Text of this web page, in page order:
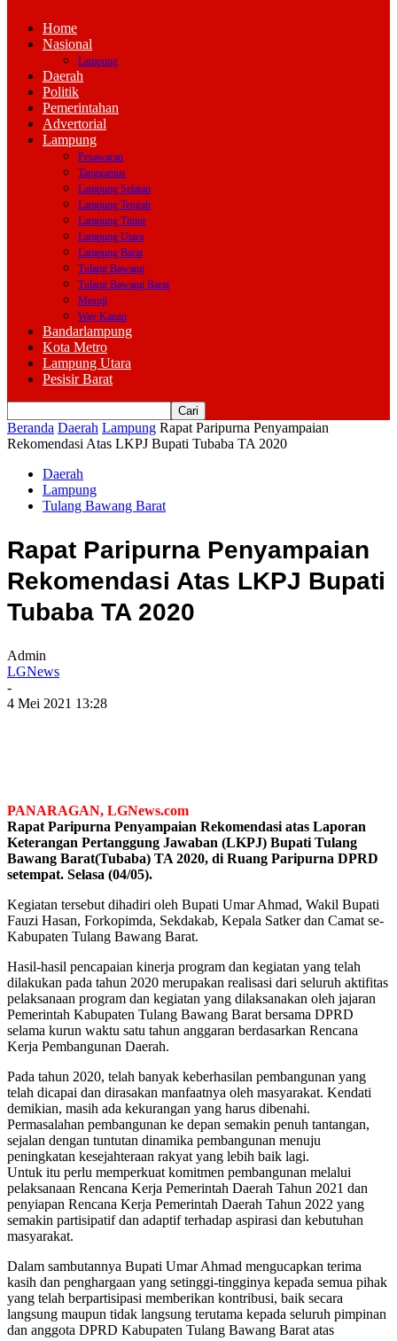
Home
Nasional
Lampung
Daerah
Politik
Pemerintahan
Advertorial
Lampung
Pesawaran
Tanggamus
Lampung Selatan
Lampung Tengah
Lampung Timur
Lampung Utara
Lampung Barat
Tulang Bawang
Tulang Bawang Barat
Mesuji
Way Kanan
Bandarlampung
Kota Metro
Lampung Utara
Pesisir Barat
Beranda Daerah Lampung Rapat Paripurna Penyampaian
Rekomendasi Atas LKPJ Bupati Tubaba TA 2020
Daerah
Lampung
Tulang Bawang Barat
Rapat Paripurna Penyampaian
Rekomendasi Atas LKPJ Bupati
Tubaba TA 2020
Admin
LGNews
-
4 Mei 2021 13:28
PANARAGAN, LGNews.com
Rapat Paripurna Penyampaian Rekomendasi atas Laporan
Keterangan Pertanggung Jawaban (LKPJ) Bupati Tulang
Bawang Barat(Tubaba) TA 2020, di Ruang Paripurna DPRD
setempat. Selasa (04/05).
Kegiatan tersebut dihadiri oleh Bupati Umar Ahmad, Wakil Bupati
Fauzi Hasan, Forkopimda, Sekdakab, Kepala Satker dan Camat se-
Kabupaten Tulang Bawang Barat.
Hasil-hasil pencapaian kinerja program dan kegiatan yang telah
dilakukan pada tahun 2020 merupakan realisasi dari seluruh aktifitas
pelaksanaan program dan kegiatan yang dilaksanakan oleh jajaran
Pemerintah Kabupaten Tulang Bawang Barat bersama DPRD
selama kurun waktu satu tahun anggaran berdasarkan Rencana
Kerja Pembangunan Daerah.
Pada tahun 2020, telah banyak keberhasilan pembangunan yang
telah dicapai dan dirasakan manfaatnya oleh masyarakat. Kendati
demikian, masih ada kekurangan yang harus dibenahi.
Permasalahan pembangunan ke depan semakin penuh tantangan,
sejalan dengan tuntutan dinamika pembangunan menuju
peningkatan kesejahteraan rakyat yang lebih baik lagi.
Untuk itu perlu memperkuat komitmen pembangunan melalui
pelaksanaan Rencana Kerja Pemerintah Daerah Tahun 2021 dan
penyiapan Rencana Kerja Pemerintah Daerah Tahun 2022 yang
semakin partisipatif dan adaptif terhadap aspirasi dan kebutuhan
masyarakat.
Dalam sambutannya Bupati Umar Ahmad mengucapkan terima
kasih dan penghargaan yang setinggi-tingginya kepada semua pihak
yang telah berpartisipasi memberikan kontribusi, baik secara
langsung maupun tidak langsung terutama kepada seluruh pimpinan
dan anggota DPRD Kabupaten Tulang Bawang Barat atas